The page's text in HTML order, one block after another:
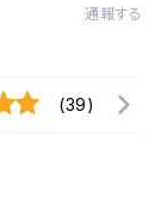
通報する
(39)